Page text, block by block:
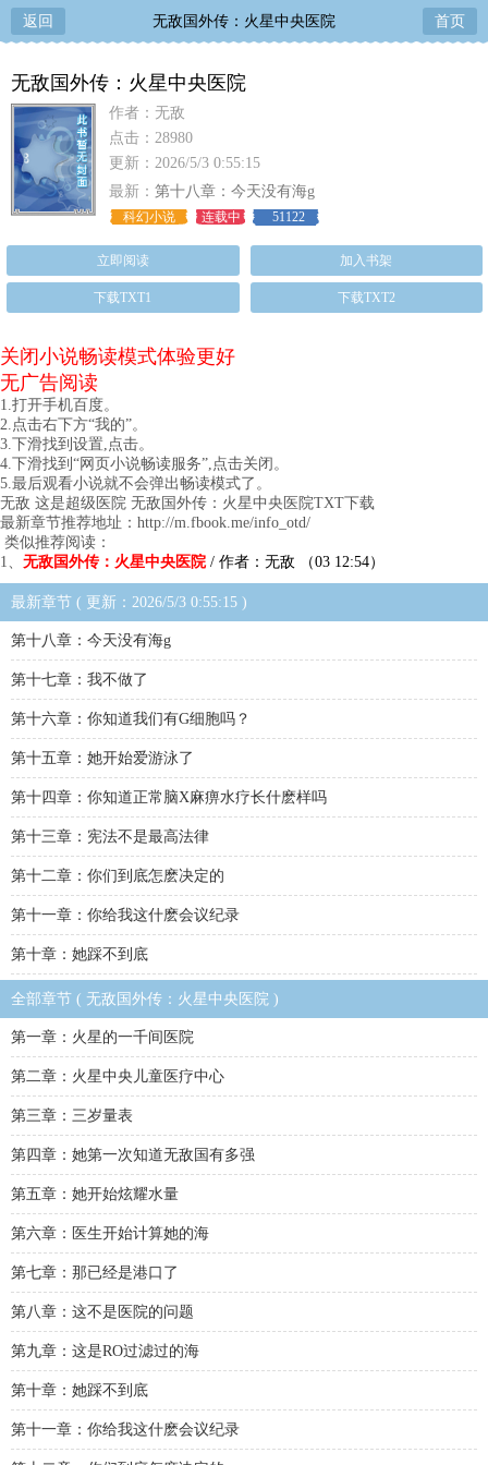
返回 无敌国外传：火星中央医院 首页
无敌国外传：火星中央医院
作者：无敌
点击：28980
更新：2026/5/3 0:55:15
最新： 第十八章：今天没有海g
科幻小说 连载中 51122
立即阅读 加入书架
下载TXT1 下载TXT2
关闭小说畅读模式体验更好
无广告阅读
1.打开手机百度。
2.点击右下方“我的”。
3.下滑找到设置,点击。
4.下滑找到“网页小说畅读服务”,点击关闭。
5.最后观看小说就不会弹出畅读模式了。
无敌 这是超级医院 无敌国外传：火星中央医院TXT下载
最新章节推荐地址：http://m.fbook.me/info_otd/
类似推荐阅读：
1、 无敌国外传：火星中央医院/ 作者：无敌 （03 12:54）
最新章节 ( 更新：2026/5/3 0:55:15 )
第十八章：今天没有海g
第十七章：我不做了
第十六章：你知道我们有G细胞吗？
第十五章：她开始爱游泳了
第十四章：你知道正常脑X麻痹水疗长什麽样吗
第十三章：宪法不是最高法律
第十二章：你们到底怎麽决定的
第十一章：你给我这什麽会议纪录
第十章：她踩不到底
全部章节 ( 无敌国外传：火星中央医院 )
第一章：火星的一千间医院
第二章：火星中央儿童医疗中心
第三章：三岁量表
第四章：她第一次知道无敌国有多强
第五章：她开始炫耀水量
第六章：医生开始计算她的海
第七章：那已经是港口了
第八章：这不是医院的问题
第九章：这是RO过滤过的海
第十章：她踩不到底
第十一章：你给我这什麽会议纪录